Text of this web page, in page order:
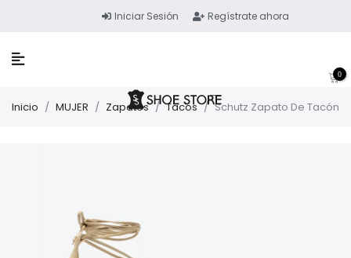
Iniciar Sesión Regístrate ahora
0
Inicio / MUJER / Zapatos / Tacos / Schutz Zapato De Tacón